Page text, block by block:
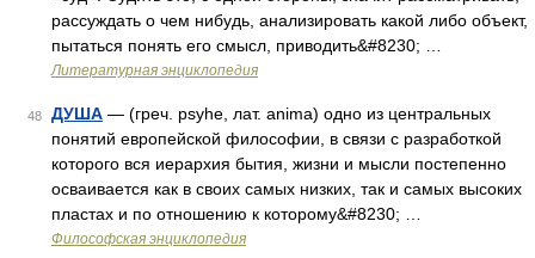
рассуждать о чем нибудь, анализировать какой либо объект,
пытаться понять его смысл, приводить&#8230; …
Литературная энциклопедия
48 ДУША — (греч. psyhe, лат. anima) одно из центральных
понятий европейской философии, в связи с разработкой
которого вся иерархия бытия, жизни и мысли постепенно
осваивается как в своих самых низких, так и самых высоких
пластах и по отношению к которому&#8230; …
Философская энциклопедия